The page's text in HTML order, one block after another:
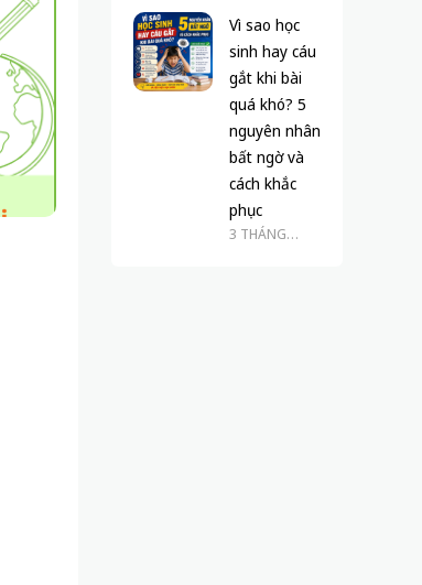
Vì sao học
sinh hay cáu
gắt khi bài
quá khó? 5
nguyên nhân
bất ngờ và
cách khắc
phục
3 THÁNG